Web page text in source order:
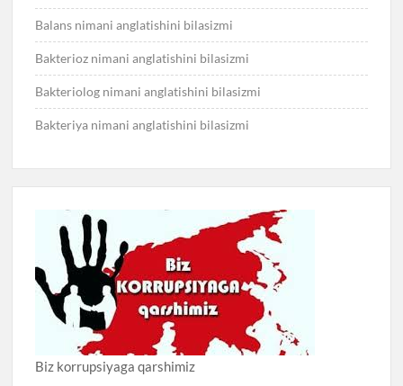
Balans nimani anglatishini bilasizmi
Bakterioz nimani anglatishini bilasizmi
Bakteriolog nimani anglatishini bilasizmi
Bakteriya nimani anglatishini bilasizmi
Biz korrupsiyaga qarshimiz